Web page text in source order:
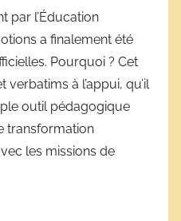
par l’Éducation
a finalement été
Pourquoi ? Cet
à l’appui, qu’il
outil pédagogique
transformation
les missions de